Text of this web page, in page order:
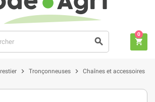
search shopping_cart
0
chevron_right Tronçonneuses chevron_right Chaînes et accessoires